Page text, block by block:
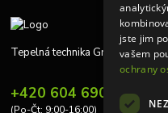
Tepelná technika Greeneco
+420 604 690 848
(Po-Čt: 9:00-16:00)
jste jim
vašem
ochrany